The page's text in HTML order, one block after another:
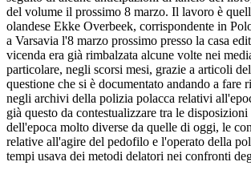
del volume il prossimo 8 marzo. Il lavoro è
olandese Ekke Overbeek, corrispondente in
a Varsavia l'8 marzo prossimo presso la casa
vicenda era già rimbalzata alcune volte nei
particolare, negli scorsi mesi, grazie a articoli
questione che si è documentato andando a fare
negli archivi della polizia polacca relativi
già questo da contestualizzare tra le
dell'epoca molto diverse da quelle di oggi, le
relative all'agire del pedofilo e l'operato della
tempi usava dei metodi delatori nei confronti